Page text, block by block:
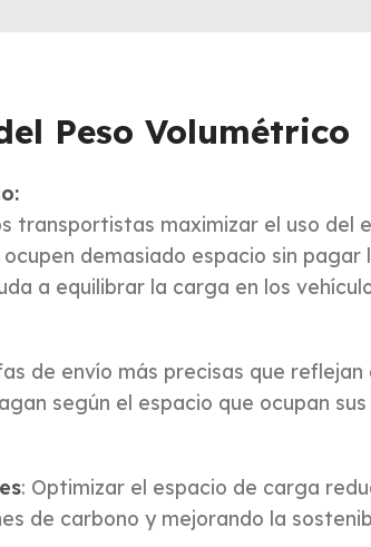
Peso Volumétrico
transportistas maximizar el uso del
demasiado espacio sin pagar
a equilibrar la carga en los
de envío más precisas que reflejan
según el espacio que ocupan
: Optimizar el espacio de carga
de carbono y mejorando la